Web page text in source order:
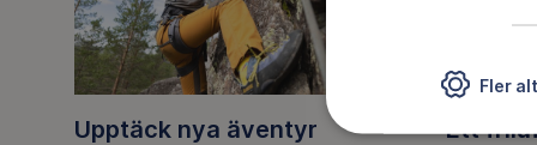
Upptäck nya äventyr Ett
Fler